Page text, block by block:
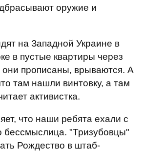
оружие и
на Западной Украине в
в пустые квартиры через
они прописаны, врываются. А
там нашли винтовку, а там
активистка.
что наши ребята ехали с
бессмыслица. "Тризубовцы"
Рождество в штаб-